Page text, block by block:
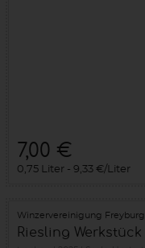
7,00 €
0,75 Liter 9,33 €/Liter
Winzervereinigung
Riesling